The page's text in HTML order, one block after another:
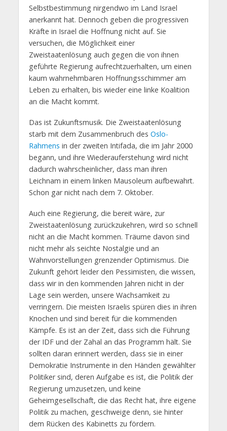
Selbstbestimmung nirgendwo im Land Israel
anerkannt hat. Dennoch geben die progressiven
Kräfte in Israel die Hoffnung nicht auf. Sie
versuchen, die Möglichkeit einer
Zweistaatenlösung auch gegen die von ihnen
geführte Regierung aufrechtzuerhalten, um einen
kaum wahrnehmbaren Hoffnungsschimmer am
Leben zu erhalten, bis wieder eine linke Koalition
an die Macht kommt.
Das ist Zukunftsmusik. Die Zweistaatenlösung
starb mit dem Zusammenbruch des Oslo-
Rahmens in der zweiten Intifada, die im Jahr 2000
begann, und ihre Wiederauferstehung wird nicht
dadurch wahrscheinlicher, dass man ihren
Leichnam in einem linken Mausoleum aufbewahrt.
Schon gar nicht nach dem 7. Oktober.
Auch eine Regierung, die bereit wäre, zur
Zweistaatenlösung zurückzukehren, wird so schnell
nicht an die Macht kommen. Träume davon sind
nicht mehr als seichte Nostalgie und an
Wahnvorstellungen grenzender Optimismus. Die
Zukunft gehört leider den Pessimisten, die wissen,
dass wir in den kommenden Jahren nicht in der
Lage sein werden, unsere Wachsamkeit zu
verringern. Die meisten Israelis spüren dies in ihren
Knochen und sind bereit für die kommenden
Kämpfe. Es ist an der Zeit, dass sich die Führung
der IDF und der Zahal an das Programm hält. Sie
sollten daran erinnert werden, dass sie in einer
Demokratie Instrumente in den Händen gewählter
Politiker sind, deren Aufgabe es ist, die Politik der
Regierung umzusetzen, und keine
Geheimgesellschaft, die das Recht hat, ihre eigene
Politik zu machen, geschweige denn, sie hinter
dem Rücken des Kabinetts zu fördern.